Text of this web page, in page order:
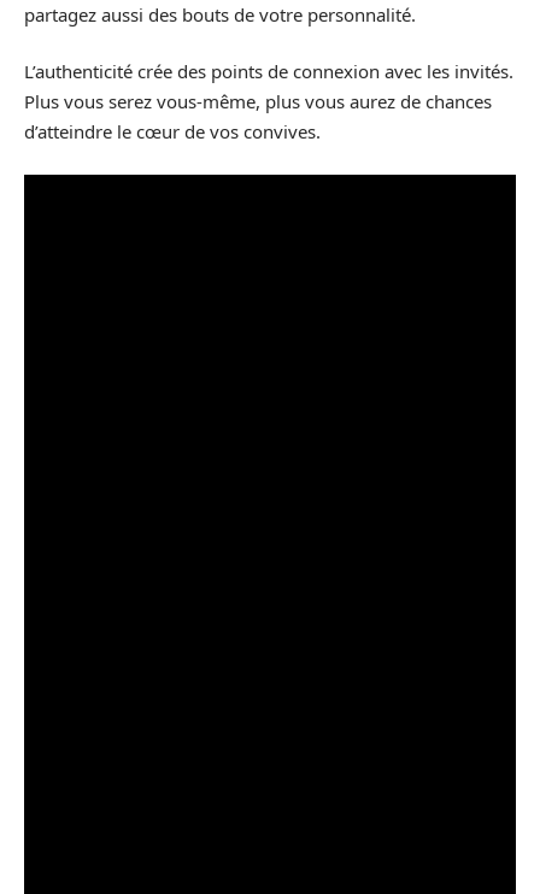
partagez aussi des bouts de votre personnalité.
L’authenticité crée des points de connexion avec les invités.
Plus vous serez vous-même, plus vous aurez de chances
d’atteindre le cœur de vos convives.